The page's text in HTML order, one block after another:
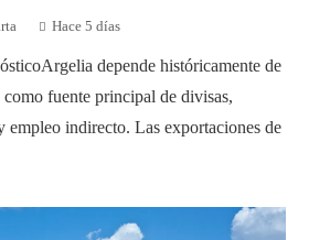
Hace 5 días
depende históricamente de
fuente principal de divisas,
empleo indirecto. Las exportaciones de